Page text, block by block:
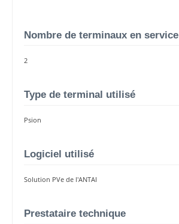
Nombre de terminaux en service
2
Type de terminal utilisé
Psion
Logiciel utilisé
Solution PVe de l'ANTAI
Prestataire technique